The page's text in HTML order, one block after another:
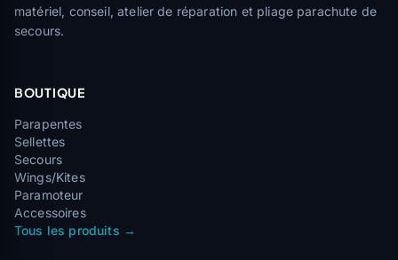
matériel, conseil, atelier de réparation et pliage parachute de
secours.
BOUTIQUE
Parapentes
Sellettes
Secours
Wings/Kites
Paramoteur
Accessoires
Tous les produits →